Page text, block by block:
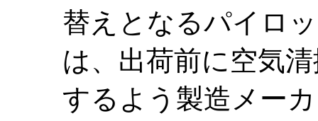
替えとなるパイロ
は、出荷前に空気
するよう製造メー